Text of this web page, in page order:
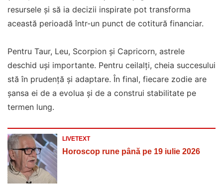
resursele și să ia decizii inspirate pot transforma
această perioadă într-un punct de cotitură financiar.
Pentru Taur, Leu, Scorpion și Capricorn, astrele
deschid uși importante. Pentru ceilalți, cheia succesului
stă în prudență și adaptare. În final, fiecare zodie are
șansa ei de a evolua și de a construi stabilitate pe
termen lung.
LIVETEXT
Horoscop rune până pe 19 iulie 2026